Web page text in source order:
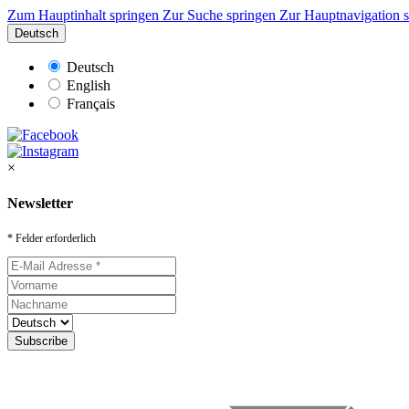
Zum Hauptinhalt springen Zur Suche springen Zur Hauptnavigation
Deutsch
Deutsch
English
Français
×
Newsletter
* Felder erforderlich